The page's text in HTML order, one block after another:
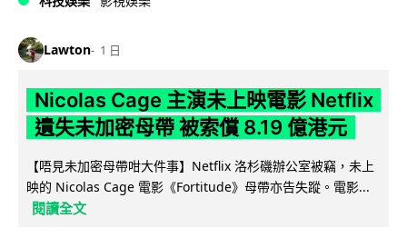
Lawton 1 日
Nicolas Cage 主演未上映電影 Netflix
遺失未加密母帶 被索償 8.19 億港元
【唔見未加密母帶咁大件事】Netflix 洛杉磯辦公室被竊，未上
映的 Nicolas Cage 電影《Fortitude》母帶亦告失蹤。電影...
閱讀全文